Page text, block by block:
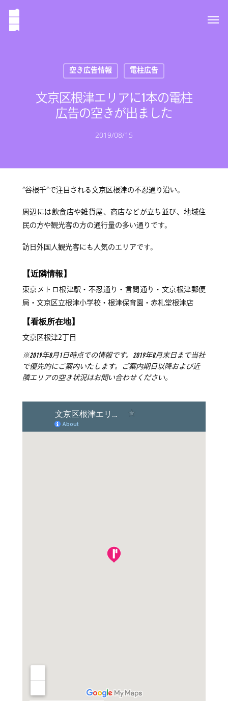
空き広告情報 電柱広告
文京区根津エリアに1本の電柱
広告の空きが出ました
2019/08/15
”谷根千”で注目される文京区根津の不忍通り沿い。
周辺には飲食店や雑貨屋、商店などが立ち並び、地域住
民の方や観光客の方の通行量の多い通りです。
訪日外国人観光客にも人気のエリアです。
【近隣情報】
東京メトロ根津駅・不忍通り・言問通り・文京根津郵便
局・文京区立根津小学校・根津保育園・赤札堂根津店
【看板所在地】
文京区根津2丁目
※2019年8月1日時点での情報です。2019年8月末日まで当社
で優先的にご案内いたします。ご案内期日以降および近
隣エリアの空き状況はお問い合わせください。